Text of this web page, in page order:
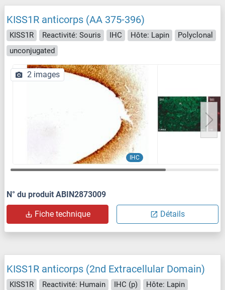
KISS1R anticorps (AA 375-396)
KISS1R Reactivité: Souris IHC Hôte: Lapin
Polyclonal
unconjugated
IHC
2 images
N° du produit ABIN2873009
Fiche technique Détails
KISS1R anticorps (2nd Extracellular Domain)
KISS1R Reactivité: Humain IHC (p)
Hôte: Lapin